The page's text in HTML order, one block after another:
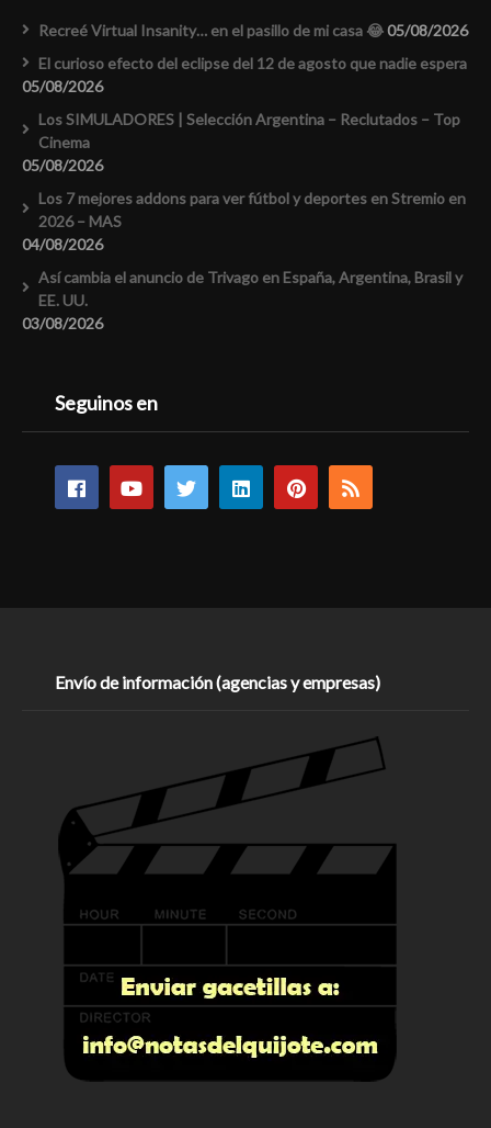
Recreé Virtual Insanity… en el pasillo de mi casa 😂05/08/2026
El curioso efecto del eclipse del 12 de agosto que nadie espera
05/08/2026
Los SIMULADORES | Selección Argentina – Reclutados – Top
Cinema
05/08/2026
Los 7 mejores addons para ver fútbol y deportes en Stremio en
2026 – MAS
04/08/2026
Así cambia el anuncio de Trivago en España, Argentina, Brasil y
EE. UU.
03/08/2026
Seguinos en
Envío de información (agencias y empresas)